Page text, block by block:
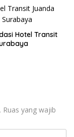
Hotel Transit
Ruas yang wajib